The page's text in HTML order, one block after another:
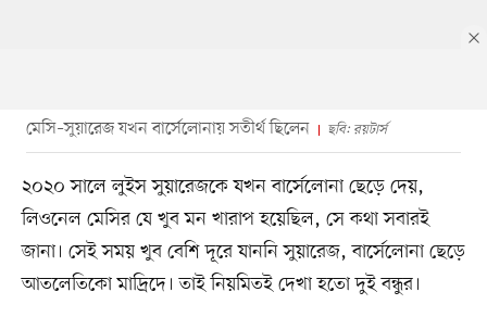
মেসি–সুয়ারেজ যখন বার্সেলোনায় সতীর্থ ছিলেন ছবি: রয়টার্স
২০২০ সালে লুইস সুয়ারেজকে যখন বার্সেলোনা ছেড়ে দেয়,
লিওনেল মেসির যে খুব মন খারাপ হয়েছিল, সে কথা সবারই
জানা। সেই সময় খুব বেশি দূরে যাননি সুয়ারেজ, বার্সেলোনা ছেড়ে
আতলেতিকো মাদ্রিদে। তাই নিয়মিতই দেখা হতো দুই বন্ধুর।